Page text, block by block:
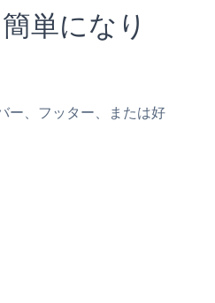
単になり
、フッター、または好